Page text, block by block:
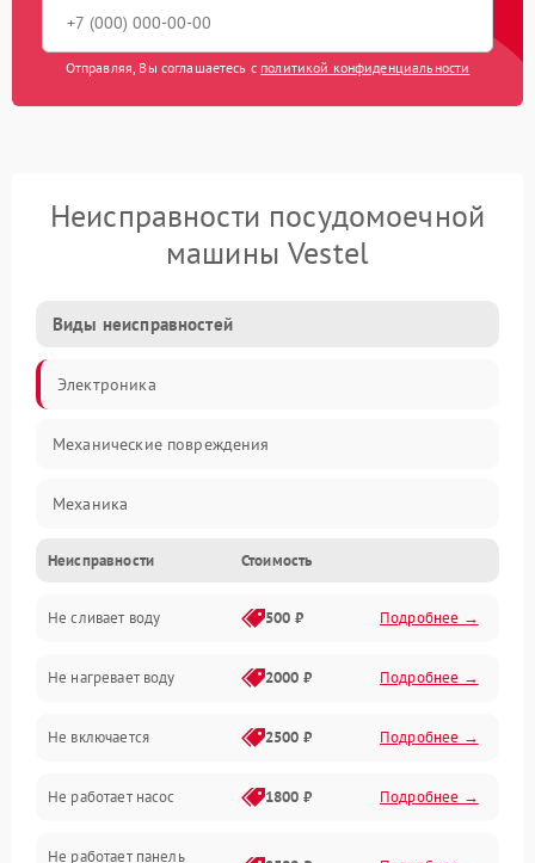
Отправляя, Вы соглашаетесь с политикой конфиденциальности
Неисправности посудомоечной
машины Vestel
Виды неисправностей
Электроника
Механические повреждения
Механика
Управление
Электропитание
Датчики
Нагрев
Вода
Неисправности Стоимость
Не сливает воду 500 ₽ Подробнее →
Не нагревает воду 2000 ₽ Подробнее →
Не включается 2500 ₽ Подробнее →
Не работает насос 1800 ₽ Подробнее →
Не работает панель